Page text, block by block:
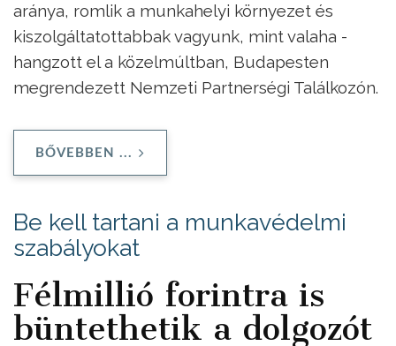
aránya, romlik a munkahelyi környezet és
kiszolgáltatottabbak vagyunk, mint valaha -
hangzott el a közelmúltban, Budapesten
megrendezett Nemzeti Partnerségi Találkozón.
BŐVEBBEN ...
Be kell tartani a munkavédelmi
szabályokat
Félmillió forintra is
büntethetik a dolgozót